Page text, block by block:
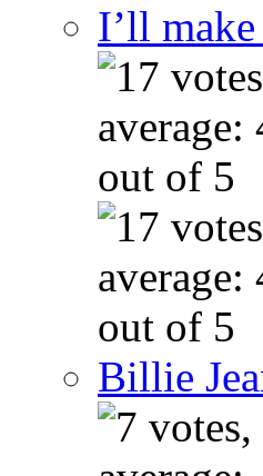
I’ll
Billie